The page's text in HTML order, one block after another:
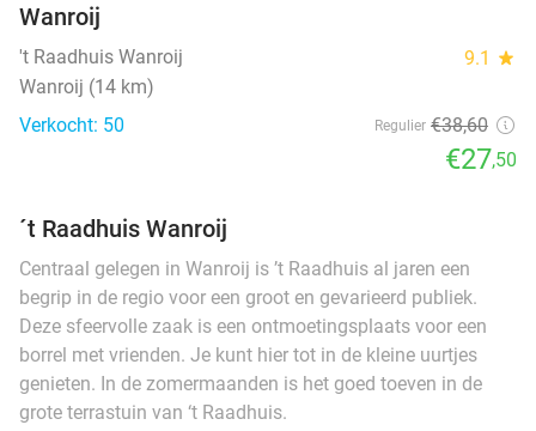
Wanroij
't Raadhuis Wanroij 9.1 star
Wanroij (14 km)
Verkocht: 50
Regulier €38,60
€27,50
´t Raadhuis Wanroij
Centraal gelegen in Wanroij is ’t Raadhuis al jaren een
begrip in de regio voor een groot en gevarieerd publiek.
Deze sfeervolle zaak is een ontmoetingsplaats voor een
borrel met vrienden. Je kunt hier tot in de kleine uurtjes
genieten. In de zomermaanden is het goed toeven in de
grote terrastuin van ‘t Raadhuis.